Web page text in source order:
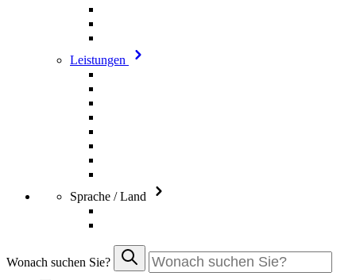
Leistungen
Sprache / Land
Wonach suchen Sie?